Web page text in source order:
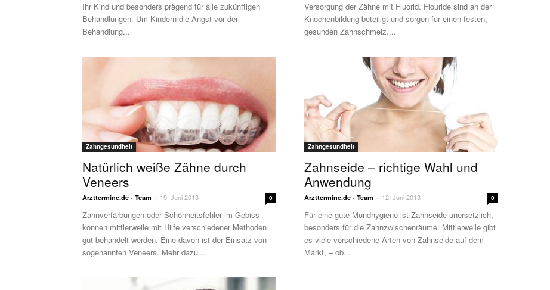
Ihr Kind und besonders prägend für alle zukünftigen
Behandlungen. Um Kindern die Angst vor der
Behandlung...
Versorgung der Zähne mit Fluorid. Flouride sind an der
Knochenbildung beteiligt und sorgen für einen festen,
gesunden Zahnschmelz....
Zahngesundheit
Natürlich weiße Zähne durch
Veneers
Arzttermine.de - Team - 19. Juni 2013 0
Zahnverfärbungen oder Schönheitsfehler im Gebiss
können mittlerweile mit Hilfe verschiedener Methoden
gut behandelt werden. Eine davon ist der Einsatz von
sogenannten Veneers. Mehr dazu...
Zahngesundheit
Zahnseide – richtige Wahl und
Anwendung
Arzttermine.de - Team - 12. Juni 2013 0
Für eine gute Mundhygiene ist Zahnseide unersetzlich,
besonders für die Zahnzwischenräume. Mittlerweile gibt
es viele verschiedene Arten von Zahnseide auf dem
Markt, – ob...